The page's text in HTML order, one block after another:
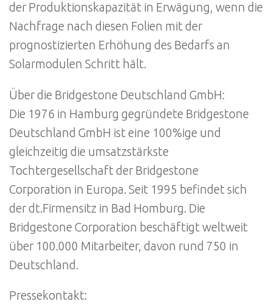
der Produktionskapazität in Erwägung, wenn die
Nachfrage nach diesen Folien mit der
prognostizierten Erhöhung des Bedarfs an
Solarmodulen Schritt hält.
Über die Bridgestone Deutschland GmbH:
Die 1976 in Hamburg gegründete Bridgestone
Deutschland GmbH ist eine 100%ige und
gleichzeitig die umsatzstärkste
Tochtergesellschaft der Bridgestone
Corporation in Europa. Seit 1995 befindet sich
der dt.Firmensitz in Bad Homburg. Die
Bridgestone Corporation beschäftigt weltweit
über 100.000 Mitarbeiter, davon rund 750 in
Deutschland.
Pressekontakt: